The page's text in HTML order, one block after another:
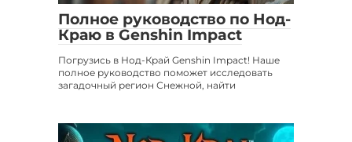
Полное руководство по Нод-
Краю в Genshin Impact
Погрузись в Нод-Край Genshin Impact! Наше
полное руководство поможет исследовать
загадочный регион Снежной, найти